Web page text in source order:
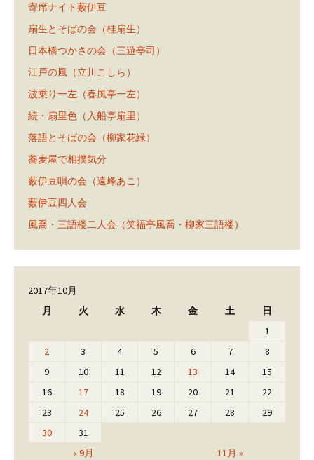
寄席ナイト薮伊豆
扇生とそばの会（桂扇生）
日本橋つかさの会（三遊亭司）
江戸の風（立川こしら）
波乗り一左（春風亭一左）
続・扇里色（入船亭扇里）
落語とそばの会（柳家花緑）
蕎麦屋で相撲気分
薮伊豆唄の会（遠峰あこ）
薮伊豆四人会
風喬・三語楼二人会（笑福亭風喬・柳家三語楼）
2017年10月
月
火 水 木 金 土 日
« 9月 11月 »
1
2
3 4 5 6 7
8
9
10 11 12 13 14
15
16
17 18 19 20 21
22
23
24 25 26 27 28
29
30
31